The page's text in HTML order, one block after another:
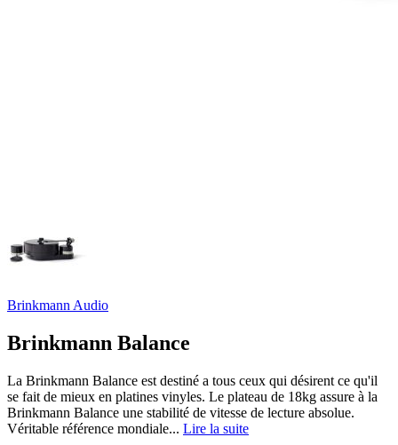
Brinkmann Audio
Brinkmann Balance
La Brinkmann Balance est destiné a tous ceux qui désirent ce qu'il
se fait de mieux en platines vinyles. Le plateau de 18kg assure à la
Brinkmann Balance une stabilité de vitesse de lecture absolue.
Véritable référence mondiale... Lire la suite